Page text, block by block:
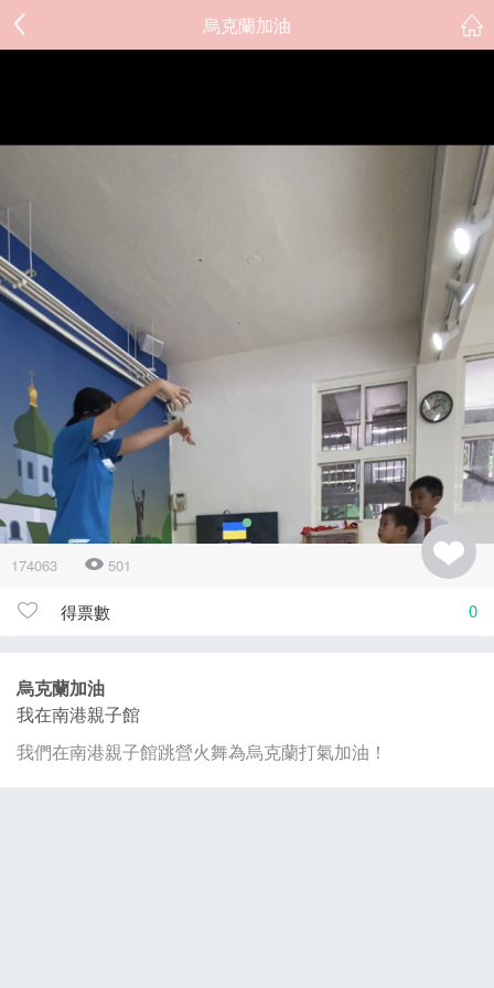
烏克蘭加油
174063 501
得票數 0
烏克蘭加油
我在南港親子館
我們在南港親子館跳營火舞為烏克蘭打氣加油！